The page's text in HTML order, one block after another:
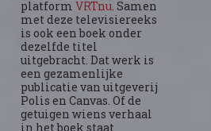
platformVRTnu. Samen
met deze televisiereeks
is ook een boek onder
dezelfde titel
uitgebracht. Dat werk is
een gezamenlijke
publicatie van uitgeverij
Polis en Canvas. Of de
getuigen wiens verhaal
in het boek staat